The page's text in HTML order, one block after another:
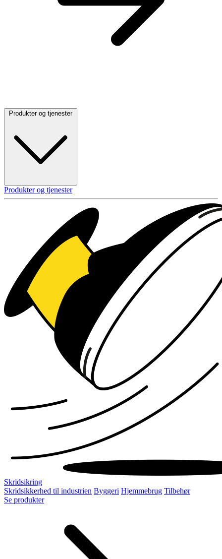
Produkter og tjenester
Produkter og tjenester
Skridsikring
Skridsikkerhed til industrien Byggeri Hjemmebrug Tilbehør
Se produkter